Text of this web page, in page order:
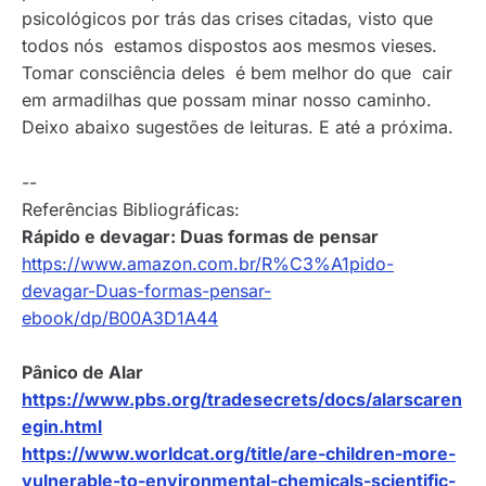
psicológicos por trás das crises citadas, visto que
todos nós estamos dispostos aos mesmos vieses.
Tomar consciência deles é bem melhor do que cair
em armadilhas que possam minar nosso caminho.
Deixo abaixo sugestões de leituras. E até a próxima.
--
Referências Bibliográficas:
Rápido e devagar: Duas formas de pensar
https://www.amazon.com.br/R%C3%A1pido-
devagar-Duas-formas-pensar-
ebook/dp/B00A3D1A44
Pânico de Alar
https://www.pbs.org/tradesecrets/docs/alarscaren
egin.html
https://www.worldcat.org/title/are-children-more-
vulnerable-to-environmental-chemicals-scientific-